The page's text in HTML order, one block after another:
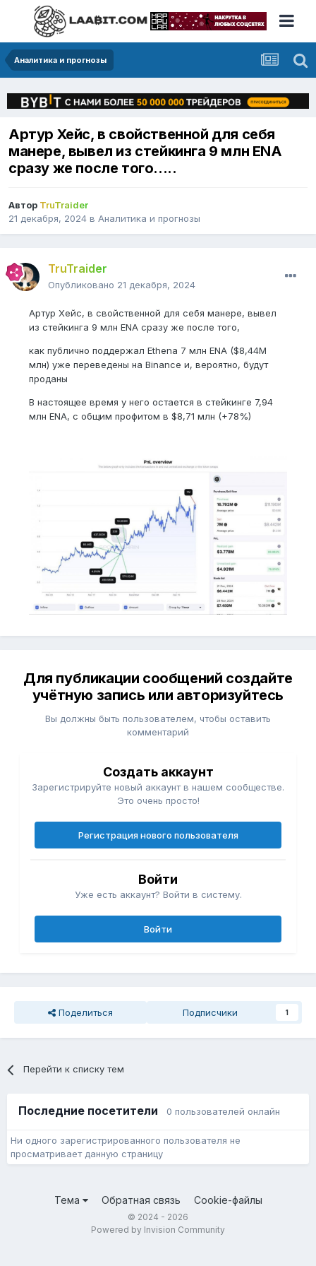
Аналитика и прогнозы
Артур Хейс, в свойственной для себя
манере, вывел из стейкинга 9 млн ENA
сразу же после того.....
Автор TruTraider
21 декабря, 2024 в Аналитика и прогнозы
TruTraider
Опубликовано 21 декабря, 2024
Артур Хейс, в свойственной для себя манере, вывел
из стейкинга 9 млн ENA сразу же после того,
как публично поддержал Ethena 7 млн ENA ($8,44M
млн) уже переведены на Binance и, вероятно, будут
проданы
В настоящее время у него остается в стейкинге 7,94
млн ENA, с общим профитом в $8,71 млн (+78%)
Для публикации сообщений создайте
учётную запись или авторизуйтесь
Вы должны быть пользователем, чтобы оставить
комментарий
Создать аккаунт
Зарегистрируйте новый аккаунт в нашем сообществе.
Это очень просто!
Регистрация нового пользователя
Войти
Уже есть аккаунт? Войти в систему.
Войти
Поделиться Подписчики 1
Перейти к списку тем
Последние посетители 0 пользователей онлайн
Ни одного зарегистрированного пользователя не
просматривает данную страницу
Тема Обратная связь Cookie-файлы
© 2024 - 2026
Powered by Invision Community